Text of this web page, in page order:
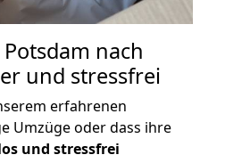
Potsdam nach
und stressfrei
erfahrenen
Umzüge oder dass ihre
und stressfrei